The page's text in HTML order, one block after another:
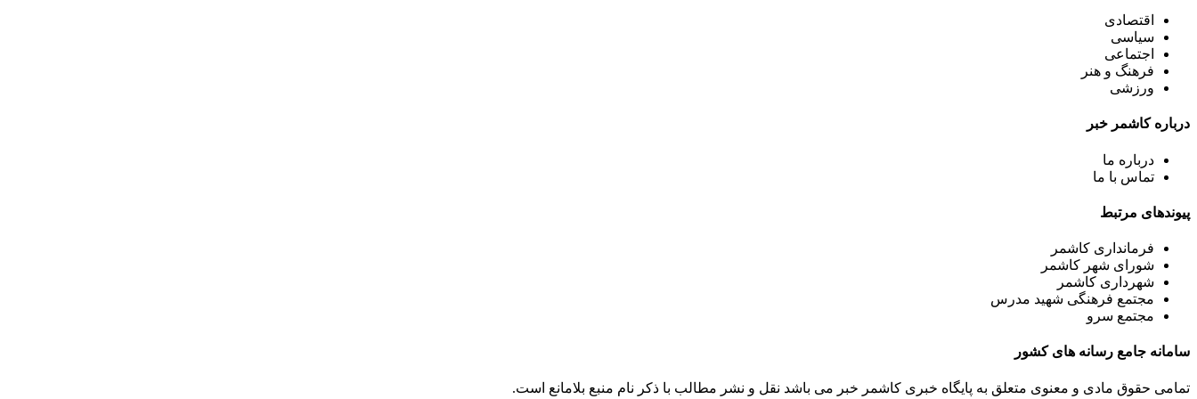
اقتصادی
سیاسی
اجتماعی
فرهنگ و هنر
ورزشی
درباره کاشمر خبر
درباره ما
تماس با ما
پیوندهای مرتبط
فرمانداری کاشمر
شورای شهر کاشمر
شهرداری کاشمر
مجتمع فرهنگی شهید مدرس
مجتمع سرو
سامانه جامع رسانه های کشور
تمامی حقوق مادی و معنوی متعلق به پایگاه خبری کاشمر خبر می باشد نقل و نشر مطالب با ذکر نام منبع بلامانع است.